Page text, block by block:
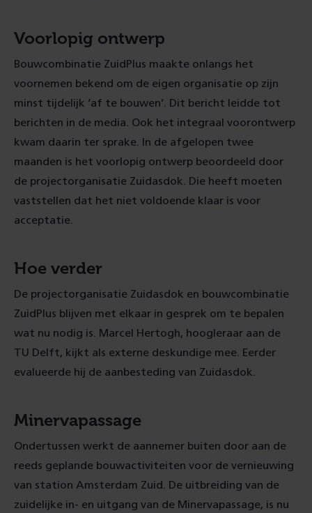
Voorlopig ontwerp
Bouwcombinatie ZuidPlus maakte onlangs het
voornemen bekend om de eigen organisatie op zijn
minst tijdelijk ‘af te bouwen’. Dit bericht leidde tot
berichten in de media. Ook het integraal voorontwerp
kwam daarin ter sprake. In de afgelopen twee
maanden is het voorlopig ontwerp beoordeeld door
de projectorganisatie Zuidasdok. Die heeft moeten
vaststellen dat het niet voldoende klaar is voor
acceptatie.
Hoe verder
De projectorganisatie Zuidasdok en bouwcombinatie
ZuidPlus blijven met elkaar in gesprek om te bepalen
wat nu nodig is. Marcel Hertogh, hoogleraar aan de
TU Delft, kijkt als externe deskundige mee. Eerder
evalueerde hij de aanbesteding van Zuidasdok.
Minervapassage
Ondertussen werkt de aannemer buiten door aan de
reeds geplande bouwactiviteiten voor de vernieuwing
van station Amsterdam Zuid. De uitbreiding van de
zuidelijke in- en uitgang van de Minervapassage, is nu